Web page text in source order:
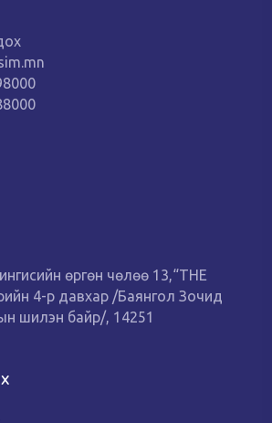
өргөн чөлөө 13,“THE
4-р давхар /Баянгол Зочид
шилэн байр/, 14251